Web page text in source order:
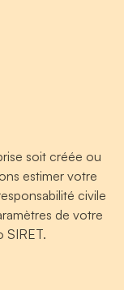
soit créée ou
estimer votre
civile
de votre
SIRET.